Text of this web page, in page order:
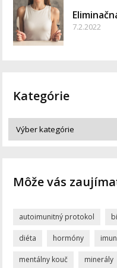
7.2.2022
Kategórie
Môže vás
autoimunitný protokol
diéta hormóny
mentálny kouč minerály